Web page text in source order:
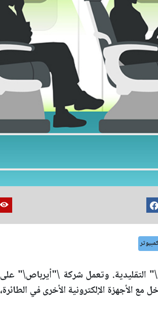
التقليدية. وتعمل شركة \"أيرباص\" على
الأجهزة الإلكترونية الأخرى في الطائرة،